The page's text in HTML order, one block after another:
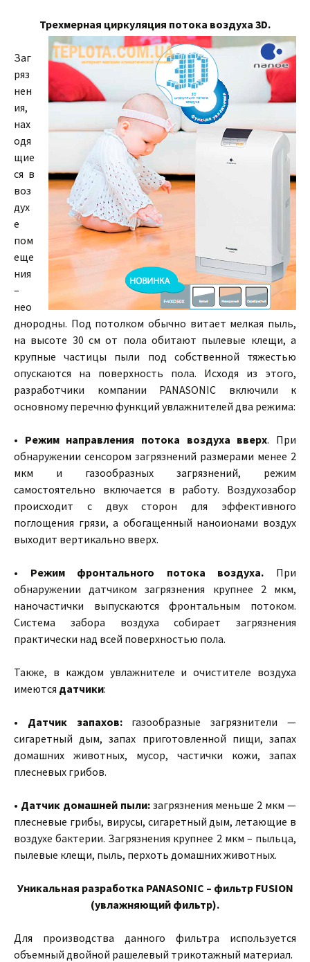
Трехмерная циркуляция потока воздуха 3D.
Заг
ряз
нен
ия,
нах
одя
щие
ся в
воз
дух
е
пом
еще
ния
–
нео
днородны. Под потолком обычно витает мелкая пыль,
на высоте 30 см от пола обитают пылевые клещи, а
крупные частицы пыли под собственной тяжестью
опускаются на поверхность пола. Исходя из этого,
разработчики компании PANASONIC включили к
основному перечню функций увлажнителей два режима:
• Режим направления потока воздуха вверх. При
обнаружении сенсором загрязнений размерами менее 2
мкм и газообразных загрязнений, режим
самостоятельно включается в работу. Воздухозабор
происходит с двух сторон для эффективного
поглощения грязи, а обогащенный наноионами воздух
выходит вертикально вверх.
• Режим фронтального потока воздуха. При
обнаружении датчиком загрязнения крупнее 2 мкм,
наночастички выпускаются фронтальным потоком.
Система забора воздуха собирает загрязнения
практически над всей поверхностью пола.
Также, в каждом увлажнителе и очистителе воздуха
имеются датчики:
• Датчик запахов:газообразные загрязнители —
сигаретный дым, запах приготовленной пищи, запах
домашних животных, мусор, частички кожи, запах
плесневых грибов.
• Датчик домашней пыли:загрязнения меньше 2 мкм —
плесневые грибы, вирусы, сигаретный дым, летающие в
воздухе бактерии. Загрязнения крупнее 2 мкм – пыльца,
пылевые клещи, пыль, перхоть домашних животных.
Уникальная разработка PANASONIC – фильтр FUSION
(увлажняющий фильтр).
Для производства данного фильтра используется
объемный двойной рашелевый трикотажный материал.